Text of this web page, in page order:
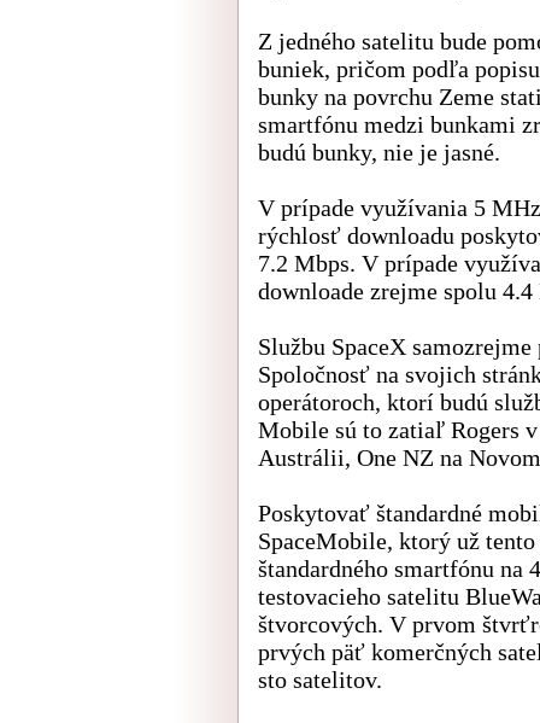
Z jedného satelitu bude
buniek, pričom podľa
bunky na povrchu Zeme
smartfónu medzi bunkami
budú bunky, nie je jasné.
V prípade využívania 5
rýchlosť downloadu
7.2 Mbps. V prípade
downloade zrejme spolu
Službu SpaceX
Spoločnosť na svojich
operátoroch, ktorí budú
Mobile sú to zatiaľ Rogers
Austrálii, One NZ na
Poskytovať štandardné
SpaceMobile, ktorý už
štandardného smartfónu
testovacieho satelitu
štvorcových. V prvom
prvých päť komerčných
sto satelitov.